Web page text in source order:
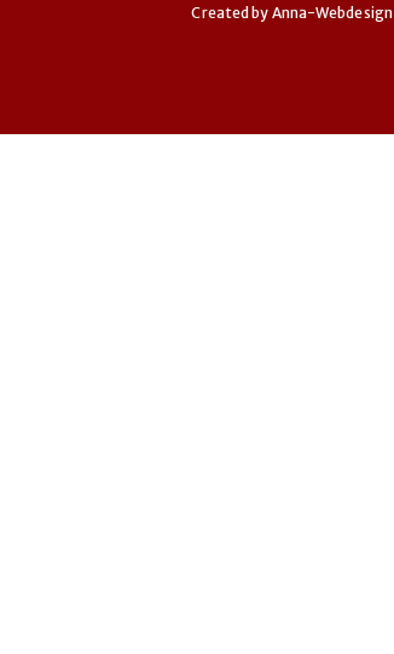
Created by Anna-Webdesign